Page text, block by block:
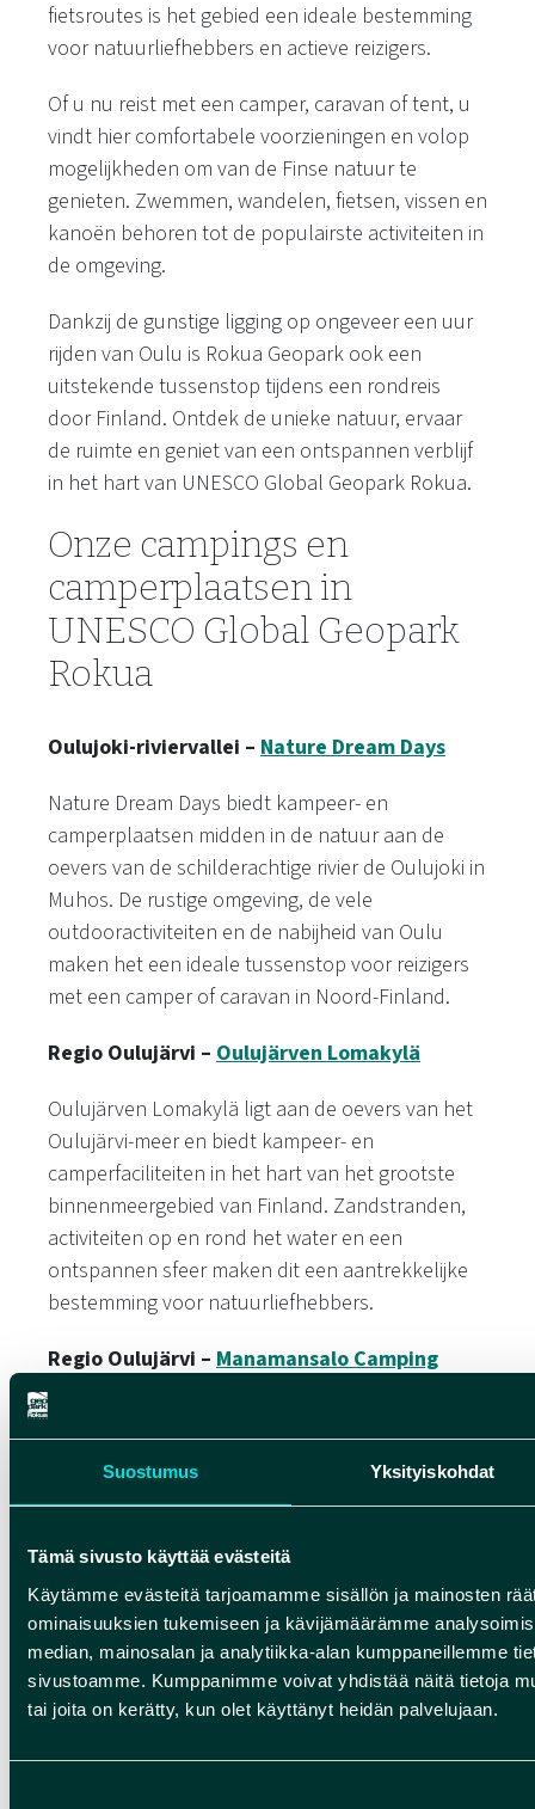
Suostumus Yksityiskohdat
Tämä sivusto käyttää evästeitä
Käytämme evästeitä tarjoamamme sisällön ja mainosten
ominaisuuksien tukemiseen ja kävijämäärämme
median, mainosalan ja analytiikka-alan kumppaneillemme
sivustoamme. Kumppanimme voivat yhdistää näitä tietoja
tai joita on kerätty, kun olet käyttänyt heidän palvelujaan.
fietsroutes is het gebied een ideale bestemming
voor natuurliefhebbers en actieve reizigers.
Of u nu reist met een camper, caravan of tent, u
vindt hier comfortabele voorzieningen en volop
mogelijkheden om van de Finse natuur te
genieten. Zwemmen, wandelen, fietsen, vissen en
kanoën behoren tot de populairste activiteiten in
de omgeving.
Dankzij de gunstige ligging op ongeveer een uur
rijden van Oulu is Rokua Geopark ook een
uitstekende tussenstop tijdens een rondreis
door Finland. Ontdek de unieke natuur, ervaar
de ruimte en geniet van een ontspannen verblijf
in het hart van UNESCO Global Geopark Rokua.
Onze campings en
camperplaatsen in
UNESCO Global Geopark
Rokua
Oulujoki-riviervallei – Nature Dream Days
Nature Dream Days biedt kampeer- en
camperplaatsen midden in de natuur aan de
oevers van de schilderachtige rivier de Oulujoki in
Muhos. De rustige omgeving, de vele
outdooractiviteiten en de nabijheid van Oulu
maken het een ideale tussenstop voor reizigers
met een camper of caravan in Noord-Finland.
Regio Oulujärvi – Oulujärven Lomakylä
Oulujärven Lomakylä ligt aan de oevers van het
Oulujärvi-meer en biedt kampeer- en
camperfaciliteiten in het hart van het grootste
binnenmeergebied van Finland. Zandstranden,
activiteiten op en rond het water en een
ontspannen sfeer maken dit een aantrekkelijke
bestemming voor natuurliefhebbers.
Regio Oulujärvi – Manamansalo Camping
Manamansalo aan het Oulujärvi-meer. De
camping biedt camperplaatsen,
kampeerplaatsen en vakantiehuisjes met directe
toegang tot prachtige zandstranden,
wandelroutes en de unieke natuur van UNESCO
Global Geopark Rokua.
Regio Oulujärvi –Manamansalon Portti
Manamansalon Portti biedt kampeer- en
camperplaatsen vlak bij enkele van de mooiste